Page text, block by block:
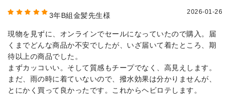
3年B組金髪先生様 2026-01-26
現物を見ずに、オンラインでセールになっていたので購入。届
くまでどんな商品か不安でしたが、いざ届いて着たところ、期
待以上の商品でした。
まずカッコいい。そして質感もチープでなく、高見えします。
まだ、雨の時に着ていないので、撥水効果は分かりませんが、
とにかく買って良かったです。これからヘビロテします。